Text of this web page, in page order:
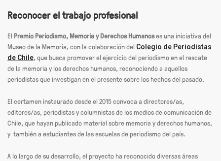
Reconocer el trabajo profesional
El Premio Periodismo, Memoria y Derechos Humanoses una iniciativa del
Museo de la Memoria, con la colaboración del Colegio de Periodistas
de Chile, que busca promover el ejercicio del periodismo en el rescate
de la memoria y los derechos humanos, reconociendo a aquellos
periodistas que investigan en el presente sobre los hechos del pasado.
El certamen instaurado desde el 2015 convoca a directores/as,
editores/as, periodistas y columnistas de los medios de comunicación de
Chile, que hayan publicado material sobre memoria y derechos humanos,
y también a estudiantes de las escuelas de periodismo del país.
A lo largo de su desarrollo, el proyecto ha reconocido diversas áreas